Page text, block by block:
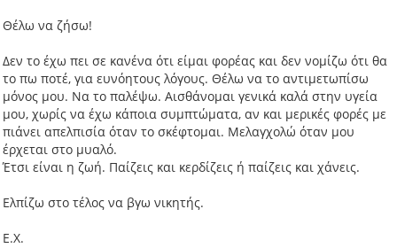
Θέλω να ζήσω!
Δεν το έχω πει σε κανένα ότι είμαι φορέας και δεν νομίζω ότι θα
το πω ποτέ, για ευνόητους λόγους. Θέλω να το αντιμετωπίσω
μόνος μου. Να το παλέψω. Αισθάνομαι γενικά καλά στην υγεία
μου, χωρίς να έχω κάποια συμπτώματα, αν και μερικές φορές με
πιάνει απελπισία όταν το σκέφτομαι. Μελαγχολώ όταν μου
έρχεται στο μυαλό.
Έτσι είναι η ζωή. Παίζεις και κερδίζεις ή παίζεις και χάνεις.
Ελπίζω στο τέλος να βγω νικητής.
Ε.Χ.